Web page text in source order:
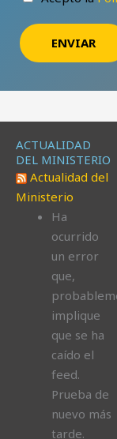
ENVIAR
ACTUALIDAD
DEL MINISTERIO
Actualidad del
Ministerio
Ha
ocurrido
un error
que,
implique
que se ha
caído el
feed.
Prueba de
nuevo más
tarde.